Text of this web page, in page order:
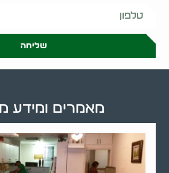
שליחה
מאמרים ומידע